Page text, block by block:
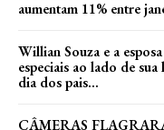
aumentam 11% entre
Willian Souza e a
especiais ao lado de
dia dos pais...
CÂMERAS